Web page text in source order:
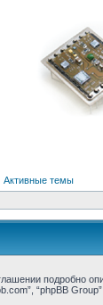
Активные темы
подробно
“phpBB